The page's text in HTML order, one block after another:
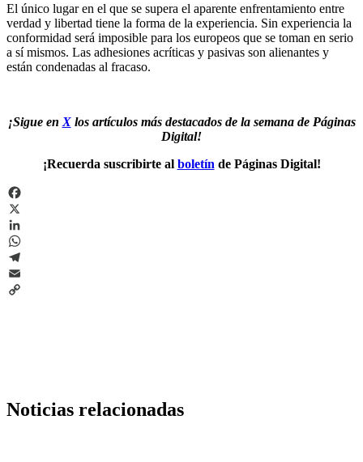
El único lugar en el que se supera el aparente enfrentamiento entre
verdad y libertad tiene la forma de la experiencia. Sin experiencia la
conformidad será imposible para los europeos que se toman en serio
a sí mismos. Las adhesiones acríticas y pasivas son alienantes y
están condenadas al fracaso.
¡Sigue en Xlos artículos más destacados de la semana de Páginas
Digital!
¡Recuerda suscribirte al boletín de Páginas Digital!
Facebook
X
LinkedIn
WhatsApp
Telegram
Email
Noticias relacionadas